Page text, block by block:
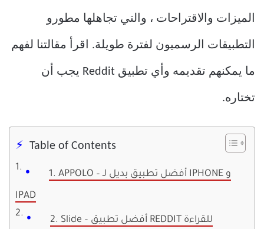
الميزات والاقتراحات ، والتي تجاهلها مطورو
التطبيقات الرسميون لفترة طويلة. اقرأ مقالتنا لفهم
ما يمكنهم تقديمه وأي تطبيق Reddit يجب أن
تختاره.
Table of Contents
1. APPOLO – أفضل تطبيق بديل لـ IPHONE و
IPAD
2. Slide – أفضل تطبيق REDDIT للقراءة